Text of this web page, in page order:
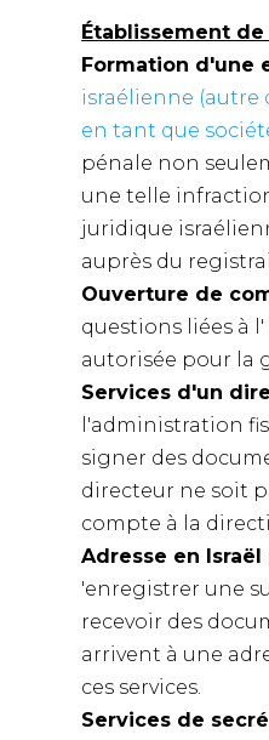
Établissement
Formation d'une
israélienne (autre
en tant que
pénale non
une telle
juridique
auprès du
Ouverture de
questions liées à l'
autorisée pour la
Services d'un
l'administration
signer des
directeur ne soit
compte à la
Adresse en
'enregistrer une
recevoir des
arrivent à une
ces services.
Services de